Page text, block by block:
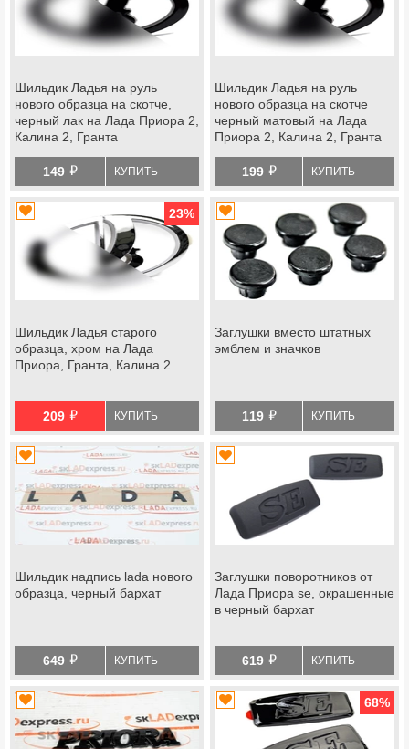
Шильдик Ладья на руль
нового образца на скотче,
черный лак на Лада Приора 2,
Калина 2, Гранта
149 й КУПИТЬ
Шильдик Ладья на руль
нового образца на скотче
черный матовый на Лада
Приора 2, Калина 2, Гранта
199 й КУПИТЬ
23%
Шильдик Ладья старого
образца, хром на Лада
Приора, Гранта, Калина 2
209 й КУПИТЬ
Заглушки вместо штатных
эмблем и значков
119 й КУПИТЬ
Шильдик надпись lada нового
образца, черный бархат
649 й КУПИТЬ
Заглушки поворотников от
Лада Приора se, окрашенные
в черный бархат
619 й КУПИТЬ
68%